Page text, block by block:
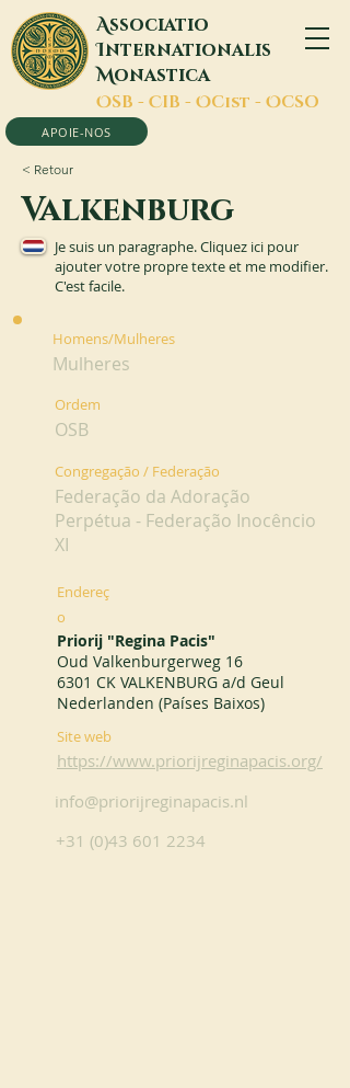
Associatio
Internationalis
Monastica
OSB - CIB - OCist - OCSO
APOIE-NOS
< Retour
Valkenburg
Je suis un paragraphe. Cliquez ici pour
ajouter votre propre texte et me modifier.
C'est facile.
Homens/Mulheres
Mulheres
Ordem
OSB
Congregação / Federação
Federação da Adoração
Perpétua - Federação Inocêncio
XI
Endereç
o
Priorij "Regina Pacis"
Oud Valkenburgerweg 16
6301 CK VALKENBURG a/d Geul
Nederlanden (Países Baixos)
Site web
https://www.priorijreginapacis.org/
info@priorijreginapacis.nl
+31 (0)43 601 2234